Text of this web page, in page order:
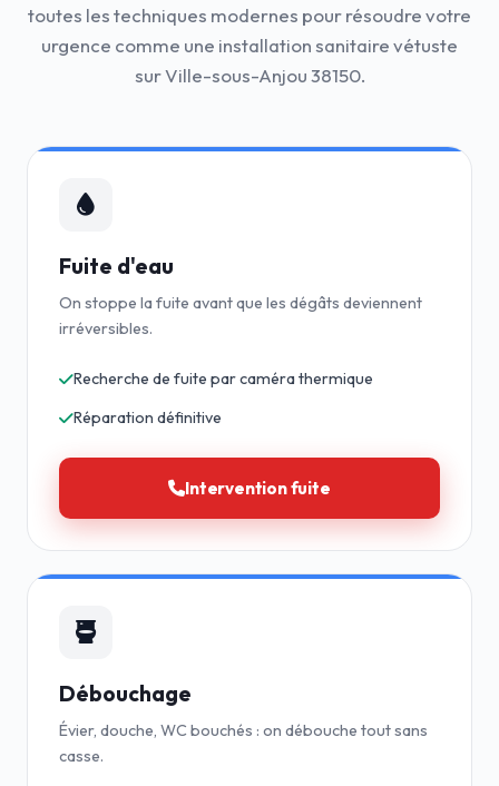
toutes les techniques modernes pour résoudre votre
urgence comme une installation sanitaire vétuste
sur Ville-sous-Anjou 38150.
Fuite d'eau
On stoppe la fuite avant que les dégâts deviennent
irréversibles.
Recherche de fuite par caméra thermique
Réparation définitive
Intervention fuite
Débouchage
Évier, douche, WC bouchés : on débouche tout sans
casse.